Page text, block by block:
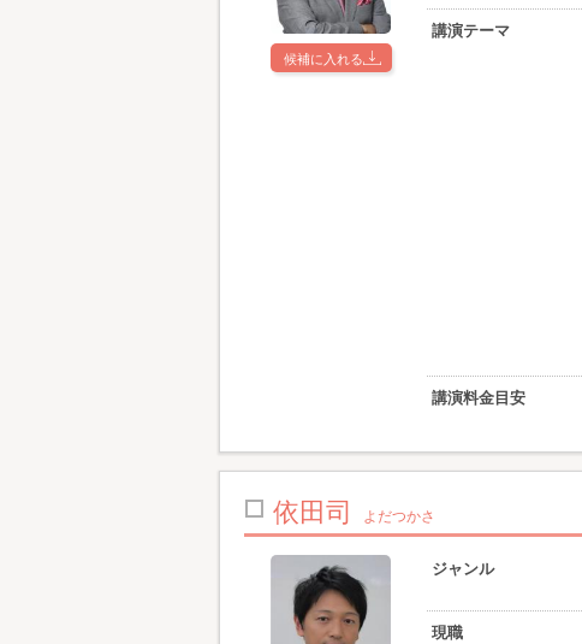
候補に入れる
講演テーマ
講演料金目安
依田司 よだつかさ
ジャンル
現職